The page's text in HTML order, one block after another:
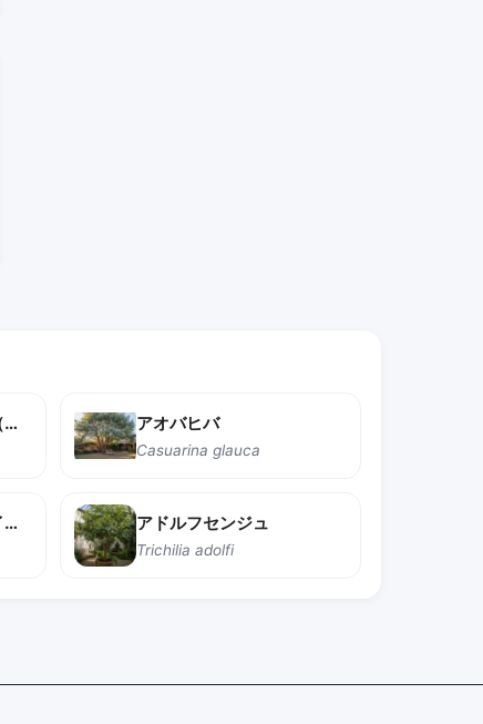
ピグナッツヒッコリー（クロクルミ） アオバヒバ
Casuarina glauca
アトランティックホワイトシダー アドルフセンジュ
Trichilia adolfi